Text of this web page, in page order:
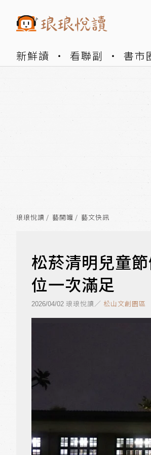
新鮮讀 看聯副 書市
琅琅悅讀 藝開罐 藝文快訊
松菸清明兒童
位一次滿足
2026/04/02 琅琅悅讀／ 松山文創園區